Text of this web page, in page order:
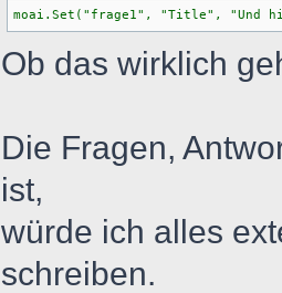
moai.Set("frage1", "Title", "Und
Ob das wirklich
Die Fragen,
ist,
würde ich alles
schreiben.